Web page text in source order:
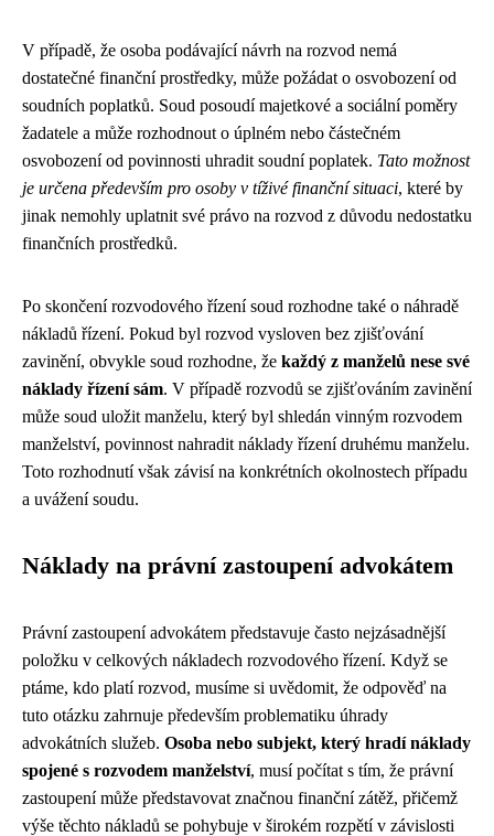
V případě, že osoba podávající návrh na rozvod nemá
dostatečné finanční prostředky, může požádat o osvobození od
soudních poplatků. Soud posoudí majetkové a sociální poměry
žadatele a může rozhodnout o úplném nebo částečném
osvobození od povinnosti uhradit soudní poplatek. Tato možnost
je určena především pro osoby v tíživé finanční situaci, které by
jinak nemohly uplatnit své právo na rozvod z důvodu nedostatku
finančních prostředků.
Po skončení rozvodového řízení soud rozhodne také o náhradě
nákladů řízení. Pokud byl rozvod vysloven bez zjišťování
zavinění, obvykle soud rozhodne, že každý z manželů nese své
náklady řízení sám. V případě rozvodů se zjišťováním zavinění
může soud uložit manželu, který byl shledán vinným rozvodem
manželství, povinnost nahradit náklady řízení druhému manželu.
Toto rozhodnutí však závisí na konkrétních okolnostech případu
a uvážení soudu.
Náklady na právní zastoupení advokátem
Právní zastoupení advokátem představuje často nejzásadnější
položku v celkových nákladech rozvodového řízení. Když se
ptáme, kdo platí rozvod, musíme si uvědomit, že odpověď na
tuto otázku zahrnuje především problematiku úhrady
advokátních služeb. Osoba nebo subjekt, který hradí náklady
spojené s rozvodem manželství, musí počítat s tím, že právní
zastoupení může představovat značnou finanční zátěž, přičemž
výše těchto nákladů se pohybuje v širokém rozpětí v závislosti